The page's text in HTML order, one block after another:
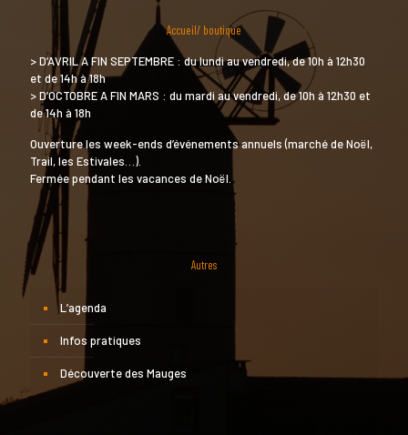
Accueil/ boutique
> D’AVRIL A FIN SEPTEMBRE : du lundi au vendredi, de 10h à 12h30
et de 14h à 18h
> D’OCTOBRE A FIN MARS : du mardi au vendredi, de 10h à 12h30 et
de 14h à 18h
Ouverture les week-ends d’événements annuels (marché de Noël,
Trail, les Estivales…).
Fermée pendant les vacances de Noël.
Autres
L’agenda
Infos pratiques
Découverte des Mauges